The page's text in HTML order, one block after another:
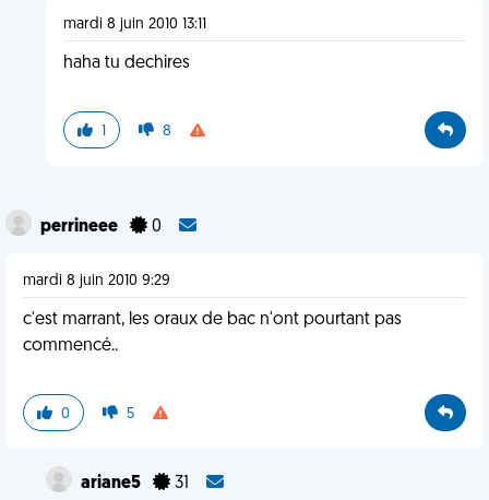
mardi 8 juin 2010 13:11
haha tu dechires
1 8
perrineee 0
mardi 8 juin 2010 9:29
c'est marrant, les oraux de bac n'ont pourtant pas
commencé..
0 5
ariane5 31